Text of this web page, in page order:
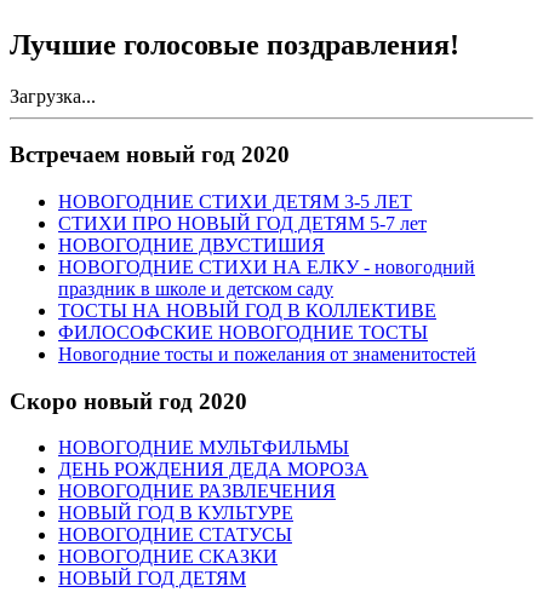
Лучшие голосовые поздравления!
Загрузка...
Встречаем новый год 2020
НОВОГОДНИЕ СТИХИ ДЕТЯМ 3-5 ЛЕТ
СТИХИ ПРО НОВЫЙ ГОД ДЕТЯМ 5-7 лет
НОВОГОДНИЕ ДВУСТИШИЯ
НОВОГОДНИЕ СТИХИ НА ЕЛКУ - новогодний
праздник в школе и детском саду
ТОСТЫ НА НОВЫЙ ГОД В КОЛЛЕКТИВЕ
ФИЛОСОФСКИЕ НОВОГОДНИЕ ТОСТЫ
Новогодние тосты и пожелания от знаменитостей
Скоро новый год 2020
НОВОГОДНИЕ МУЛЬТФИЛЬМЫ
ДЕНЬ РОЖДЕНИЯ ДЕДА МОРОЗА
НОВОГОДНИЕ РАЗВЛЕЧЕНИЯ
НОВЫЙ ГОД В КУЛЬТУРЕ
НОВОГОДНИЕ СТАТУСЫ
НОВОГОДНИЕ СКАЗКИ
НОВЫЙ ГОД ДЕТЯМ